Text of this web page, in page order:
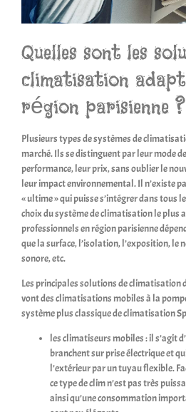
Quelles sont les
climatisation
région parisienne ?
Plusieurs types de systèmes de
marché. Ils se distinguent par leur mode
performance, leur prix, sans oublier le
leur impact environnemental. Il n’existe
« ultime » qui puisse s’intégrer dans tous
choix du système de climatisation le plus
professionnels en région parisienne
que la surface, l’isolation, l’exposition, le
sonore, etc.
Les principales solutions de climatisation
vont des climatisations mobiles à la
système plus classique de climatisation
lesclimatiseurs mobiles: il s’agit
branchent sur prise électrique et
l’extérieur par un tuyau flexible.
ce type de clim n’est pas très
ainsi qu’une consommation